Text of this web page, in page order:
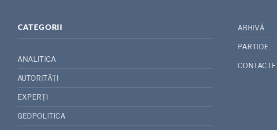
CATEGORII
ANALITICA
AUTORITĂȚI
EXPERȚI
GEOPOLITICA
ARHIVĂ
PARTIDE
CONTACTE